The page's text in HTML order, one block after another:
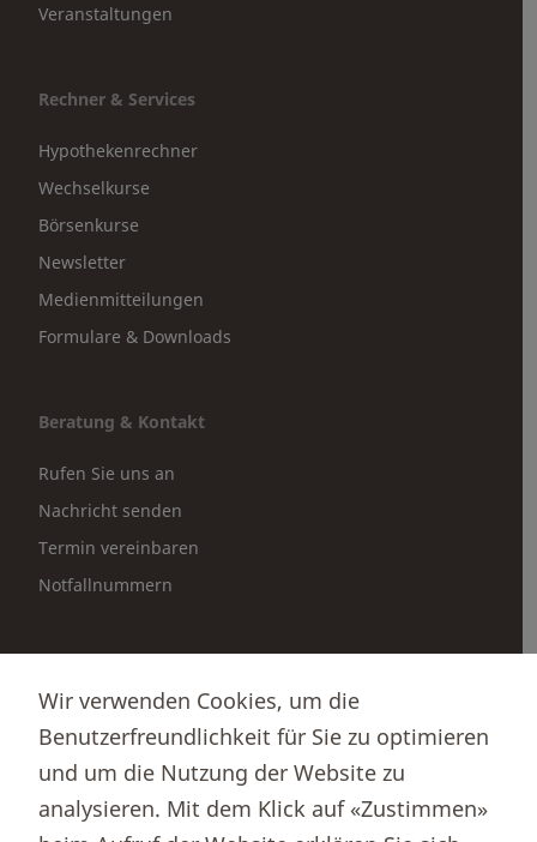
Veranstaltungen
Rechner & Services
Hypothekenrechner
Wechselkurse
Börsenkurse
Newsletter
Medienmitteilungen
Formulare & Downloads
Beratung & Kontakt
Rufen Sie uns an
Nachricht senden
Termin vereinbaren
Notfallnummern
Börsenportal Yourmoney
Wir verwenden Cookies, um die
Benutzerfreundlichkeit für Sie zu optimieren
und um die Nutzung der Website zu
analysieren. Mit dem Klick auf «Zustimmen»